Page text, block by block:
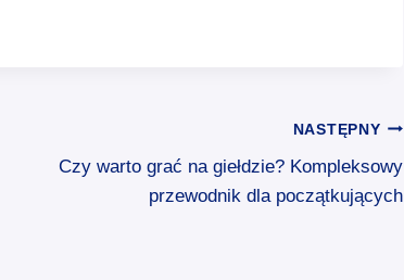
NASTĘPNY
Czy warto grać na giełdzie? Kompleksowy
przewodnik dla początkujących